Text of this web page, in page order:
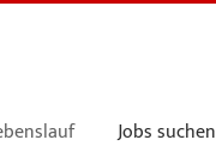
Jobs suchen